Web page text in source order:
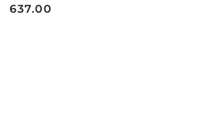
Cena:
637.00